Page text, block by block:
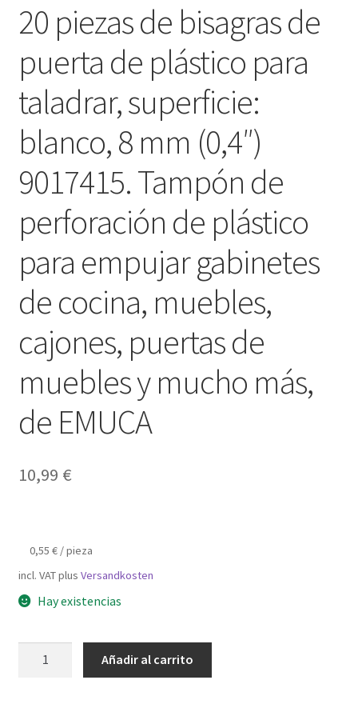
20 piezas de bisagras de
puerta de plástico para
taladrar, superficie:
blanco, 8 mm (0,4″)
9017415. Tampón de
perforación de plástico
para empujar gabinetes
de cocina, muebles,
cajones, puertas de
muebles y mucho más,
de EMUCA
10,99 €
0,55€ /pieza
incl. VATplus Versandkosten
Hay existencias
Añadir al carrito